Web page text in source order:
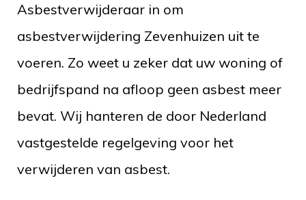
Asbestverwijderaar in om
asbestverwijdering Zevenhuizen uit te
voeren. Zo weet u zeker dat uw woning of
bedrijfspand na afloop geen asbest meer
bevat. Wij hanteren de door Nederland
vastgestelde regelgeving voor het
verwijderen van asbest.